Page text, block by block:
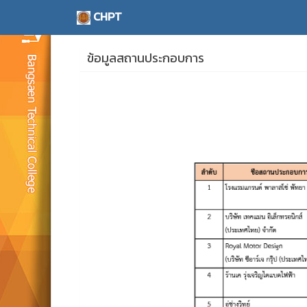
CHPT
ข้อมูลสถานประกอบการ